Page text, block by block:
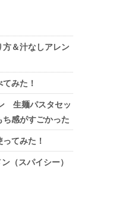
方＆汁なしアレン
みた！
生麺パスタセッ
ち感がすごかった
てみた！
（スパイシー）